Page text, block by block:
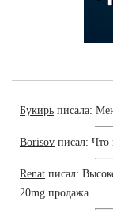
Букирь писала:
Borisov писал: Что
Renat писал:
20mg продажа.